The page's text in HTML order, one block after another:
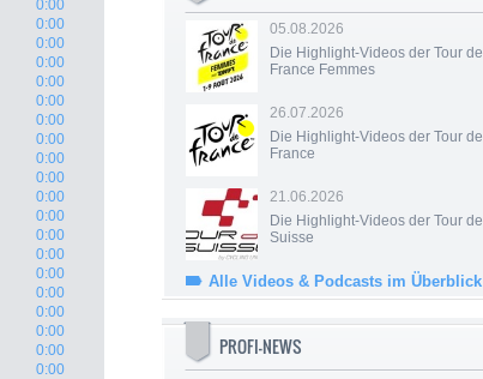
0:00
0:00
0:00
0:00
0:00
0:00
0:00
0:00
0:00
0:00
0:00
0:00
0:00
0:00
0:00
0:00
0:00
0:00
0:00
0:00
05.08.2026
Die Highlight-Videos der Tour de
France Femmes
26.07.2026
Die Highlight-Videos der Tour de
France
21.06.2026
Die Highlight-Videos der Tour de
Suisse
Alle Videos & Podcasts im Überblick
PROFI-NEWS